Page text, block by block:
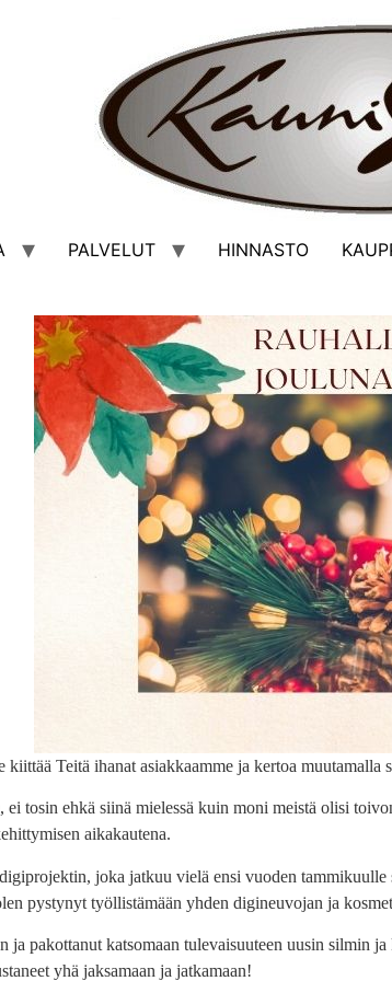
PALVELUT HINNASTO
kiittää Teitä ihanat asiakkaamme ja kertoa muutamalla
tosin ehkä siinä mielessä kuin moni meistä olisi
aikakautena.
joka jatkuu vielä ensi vuoden
pystynyt työllistämään yhden digineuvojan ja
pakottanut katsomaan tulevaisuuteen uusin silmin
yhä jaksamaan ja jatkamaan!